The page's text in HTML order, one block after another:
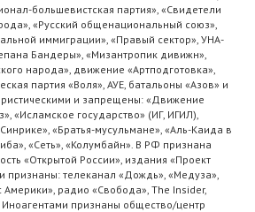
большевистская партия», «Свидетели
«Русский общенациональный союз»,
иммиграции», «Правый сектор», УНА-
Бандеры», «Мизантропик дивижн»,
народа», движение «Артподготовка»,
партия «Воля», АУЕ, батальоны «Азов» и
и запрещены: «Движение
«Исламское государство» (ИГ, ИГИЛ),
«Братья-мусульмане», «Аль-Каида в
«Сеть», «Колумбайн». В РФ признана
«Открытой России», издания «Проект
признаны: телеканал «Дождь», «Медуза»,
Америки», радио «Свобода», The Insider,
признаны общество/центр